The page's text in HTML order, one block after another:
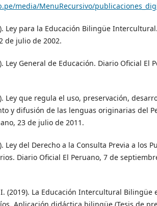
media/MenuRecursivo/
Ley para la Educación Bilingüe
de julio de 2002.
Ley General de Educación. Diario Oficial El
Ley que regula el uso, preservación,
y difusión de las lenguas originarias del
23 de julio de 2011.
Ley del Derecho a la Consulta Previa a los
Diario Oficial El Peruano, 7 de
I. (2019). La Educación Intercultural Bilingüe